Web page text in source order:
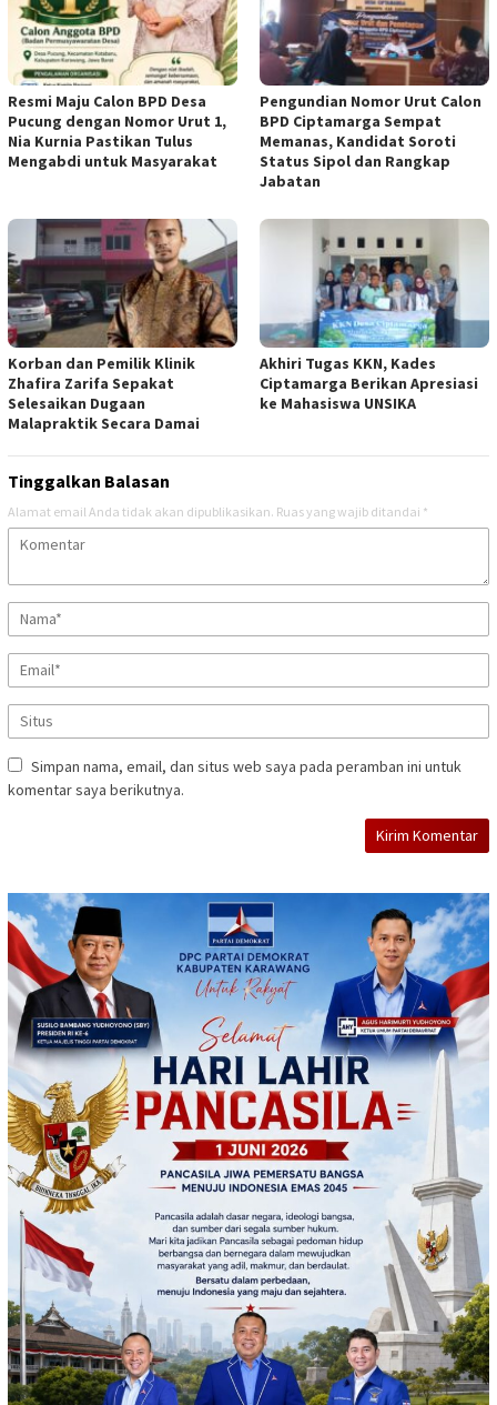
Resmi Maju Calon BPD Desa
Pucung dengan Nomor Urut 1,
Nia Kurnia Pastikan Tulus
Mengabdi untuk Masyarakat
Pengundian Nomor Urut Calon
BPD Ciptamarga Sempat
Memanas, Kandidat Soroti
Status Sipol dan Rangkap
Jabatan
Korban dan Pemilik Klinik
Zhafira Zarifa Sepakat
Selesaikan Dugaan
Malapraktik Secara Damai
Akhiri Tugas KKN, Kades
Ciptamarga Berikan Apresiasi
ke Mahasiswa UNSIKA
Tinggalkan Balasan
Alamat email Anda tidak akan dipublikasikan. Ruas yang wajib ditandai *
Simpan nama, email, dan situs web saya pada peramban ini untuk
komentar saya berikutnya.